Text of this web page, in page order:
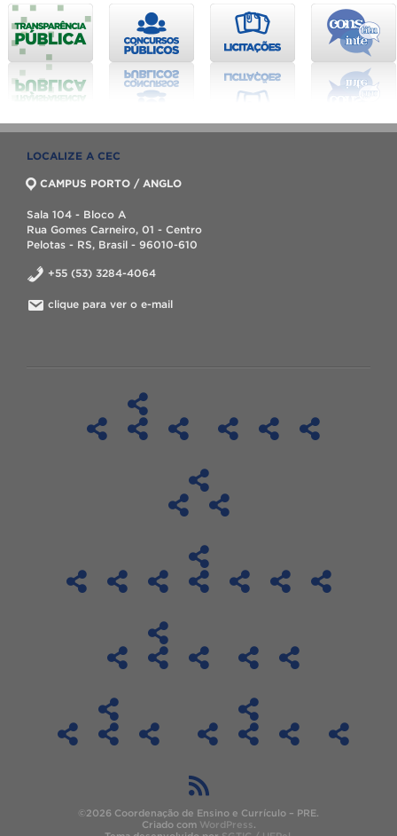
LOCALIZE A CEC
CAMPUS PORTO / ANGLO
Sala 104 - Bloco A
Rua Gomes Carneiro, 01 - Centro
Pelotas - RS, Brasil - 96010-610
+55 (53) 3284-4064
clique para ver o e-mail
©2026 Coordenação de Ensino e Currículo – PRE.
Criado com WordPress.